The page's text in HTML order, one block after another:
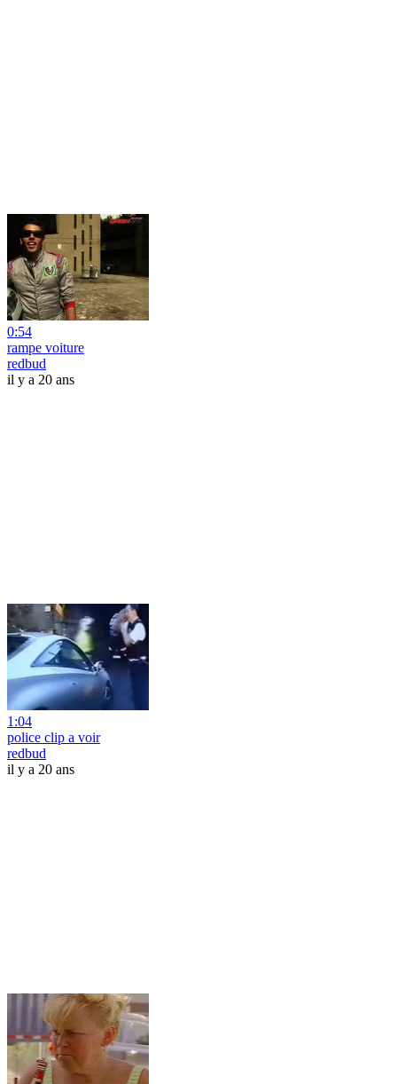
0:54
rampe voiture
redbud
il y a 20 ans
1:04
police clip a voir
redbud
il y a 20 ans